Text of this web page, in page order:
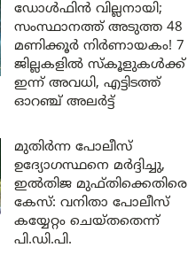
ഡോൾഫിൻ വില്ലനായി;
സംസ്ഥാനത്ത് അടുത്ത 48
മണിക്കൂർ നിർണായകം! 7
ജില്ലകളിൽ സ്കൂളുകൾക്ക്
ഇന്ന് അവധി, എട്ടിടത്ത്
ഓറഞ്ച് അലർട്ട്
മുതിർന്ന പോലീസ്
ഉദ്യോഗസ്ഥനെ മർദ്ദിച്ചു,
ഇൽതിജ മുഫ്തിക്കെതിരെ
കേസ്: വനിതാ പോലീസ്
കയ്യേറ്റം ചെയ്തതെന്ന്
പി.ഡി.പി.